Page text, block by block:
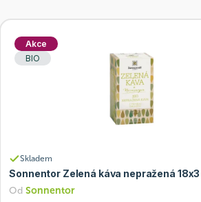
Akce
BIO
Skladem
Sonnentor Zelená káva nepražená 18x3
OdSonnentor